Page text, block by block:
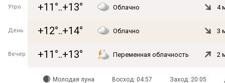
Утро +11°..+13° Облачно 4
День +12°..+14° Облачно 3
Вечер +11°..+13° Переменная облачность 2
Молодая луна Восход: 04:57 Заход: 20:05